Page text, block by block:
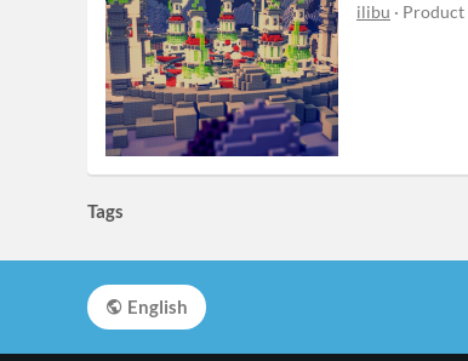
ilibu
Product
Tags
English